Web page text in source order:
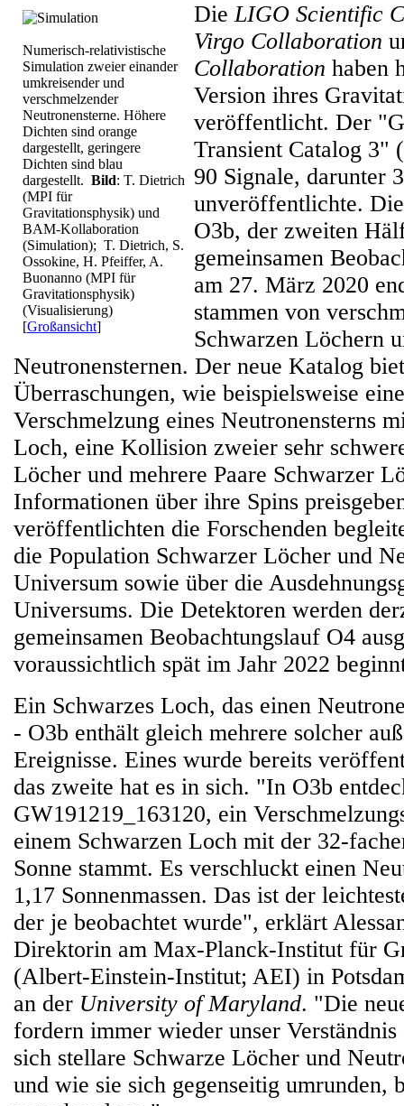
Numerisch-relativistische
Simulation zweier einander
umkreisender und
verschmelzender
Neutronensterne. Höhere
Dichten sind orange
dargestellt, geringere
Dichten sind blau
dargestellt. Bild: T. Dietrich
(MPI für
Gravitationsphysik) und
BAM-Kollaboration
(Simulation); T. Dietrich, S.
Ossokine, H. Pfeiffer, A.
Buonanno (MPI für
Gravitationsphysik)
(Visualisierung)
[Großansicht]
DieLIGO Scientific
Virgo Collaboration
Collaboration haben
Version ihres
veröffentlicht. Der
Transient Catalog 3"
90 Signale, darunter
unveröffentlichte.
O3b, der zweiten
gemeinsamen
am 27. März 2020
stammen von
Schwarzen Löchern
Neutronensternen. Der neue Katalog
Überraschungen, wie beispielsweise
Verschmelzung eines Neutronensterns
Loch, eine Kollision zweier sehr
Löcher und mehrere Paare Schwarzer
Informationen über ihre Spins
veröffentlichten die Forschenden
die Population Schwarzer Löcher und
Universum sowie über die
Universums. Die Detektoren werden
gemeinsamen Beobachtungslauf O4
voraussichtlich spät im Jahr 2022
Ein Schwarzes Loch, das einen
- O3b enthält gleich mehrere solcher
Ereignisse. Eines wurde bereits
das zweite hat es in sich. "In O3b
GW191219_163120, ein
einem Schwarzen Loch mit der 32-
Sonne stammt. Es verschluckt einen
1,17 Sonnenmassen. Das ist der
der je beobachtet wurde", erklärt
Direktorin am Max-Planck-Institut für
(Albert-Einstein-Institut; AEI) in
an der University of Maryland. "Die
fordern immer wieder unser
sich stellare Schwarze Löcher und
und wie sie sich gegenseitig umrunden,